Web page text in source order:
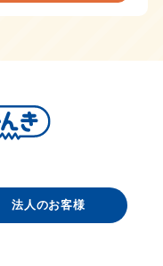
法人のお客様